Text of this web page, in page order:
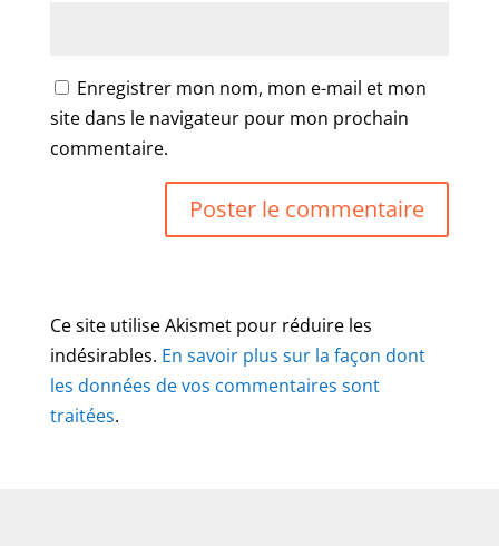
Enregistrer mon nom, mon e-mail et mon
site dans le navigateur pour mon prochain
commentaire.
Ce site utilise Akismet pour réduire les
indésirables. En savoir plus sur la façon dont
les données de vos commentaires sont
traitées.